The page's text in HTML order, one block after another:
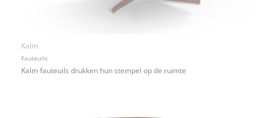
Kalm
Fauteuils
Kalm fauteuils drukken hun stempel op de ruimte